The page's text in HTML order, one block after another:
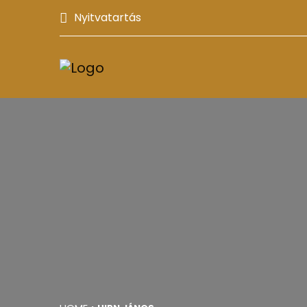
Nyitvatartás